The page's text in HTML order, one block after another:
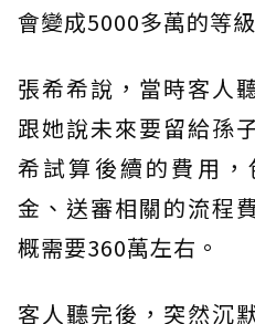
會變成5000多萬的等級
張希希說，當時客人
跟她說未來要留給孫
希試算後續的費用
金、送審相關的流程
概需要360萬左右。
客人聽完後，突然沉